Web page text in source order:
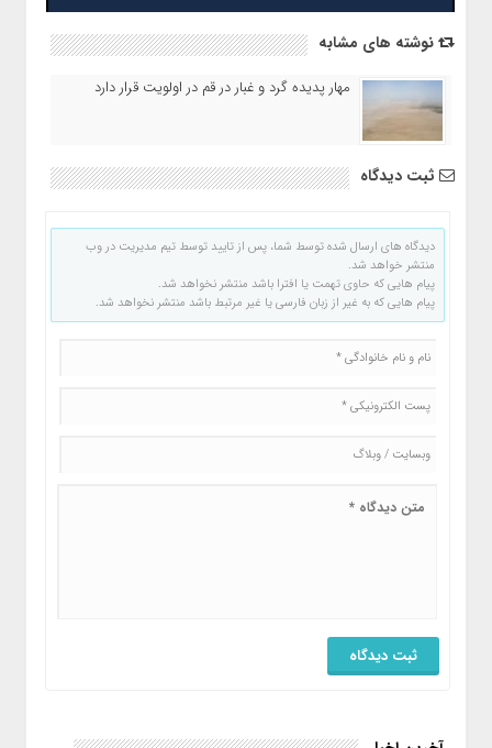
نوشته های مشابه
مهار پدیده گرد و غبار در قم در اولویت قرار دارد
ثبت دیدگاه
دیدگاه های ارسال شده توسط شما، پس از تایید توسط تیم مدیریت در وب
منتشر خواهد شد.
پیام هایی که حاوی تهمت یا افترا باشد منتشر نخواهد شد.
پیام هایی که به غیر از زبان فارسی یا غیر مرتبط باشد منتشر نخواهد شد.